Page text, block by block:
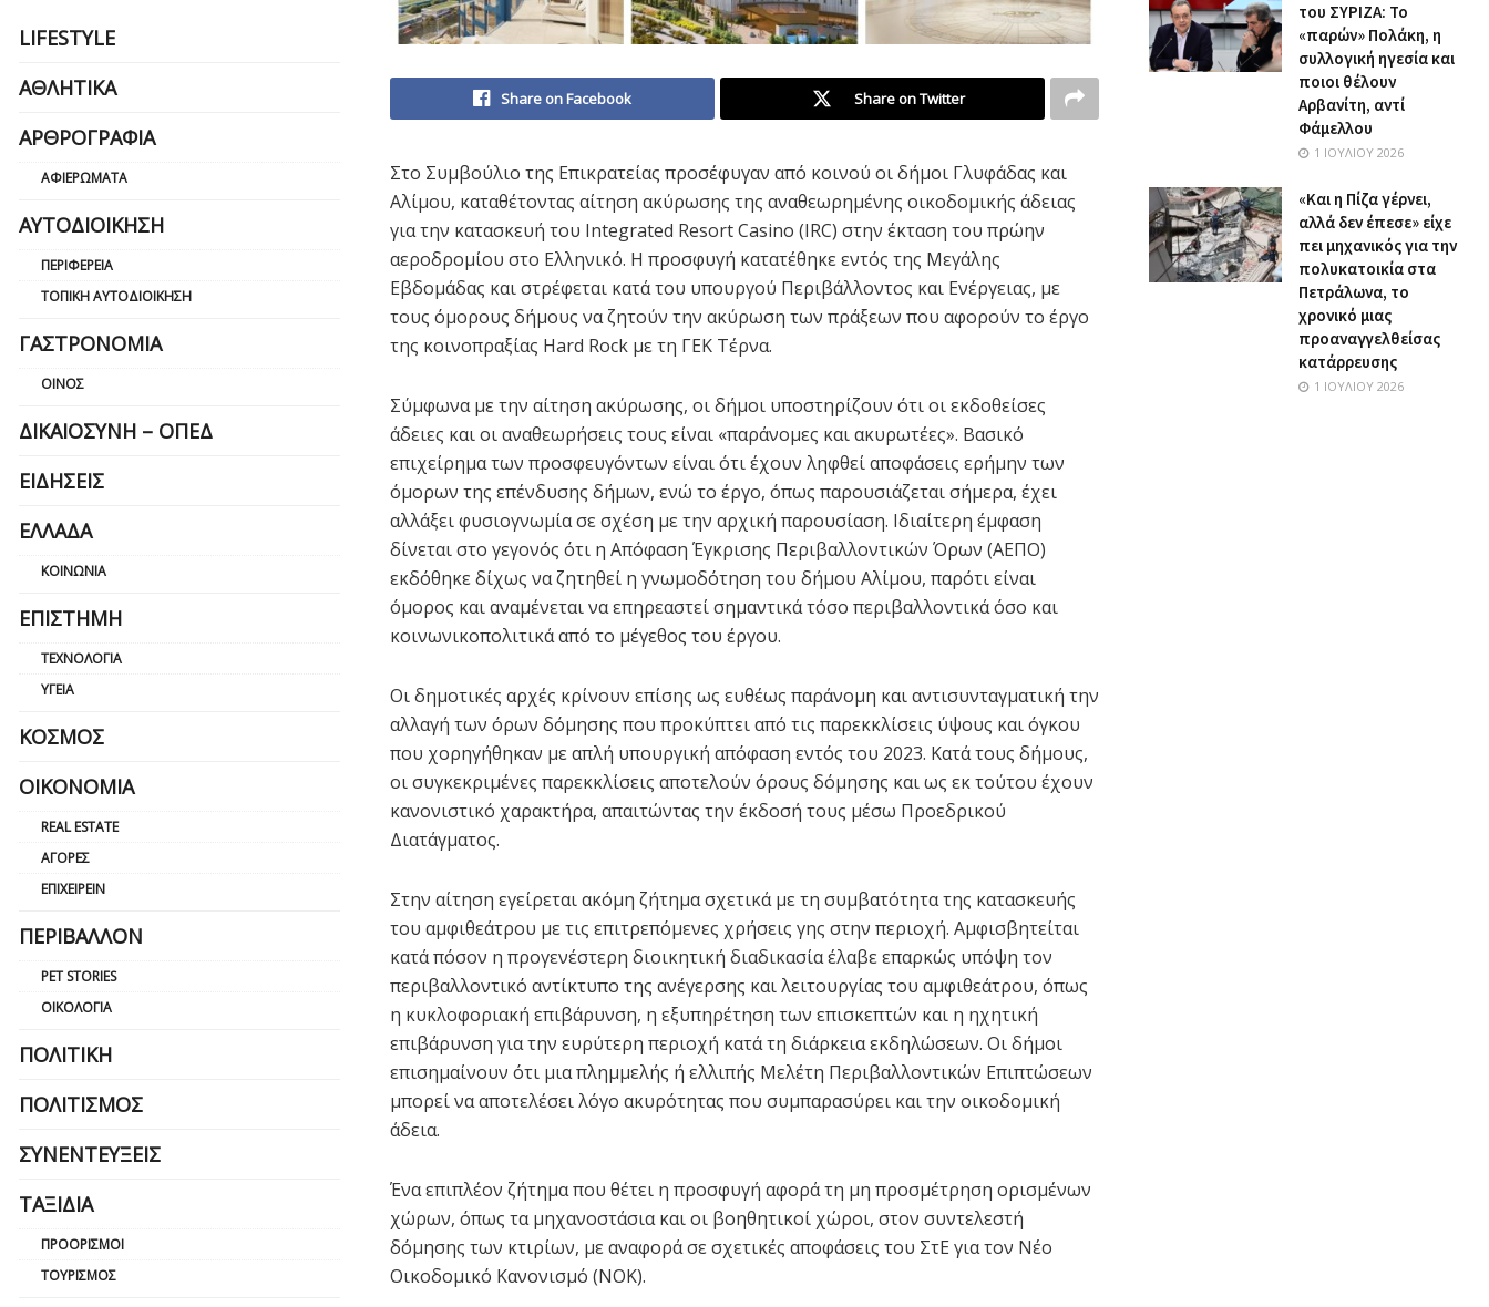
Share on Facebook Share on Twitter
Στο Συμβούλιο της Επικρατείας προσέφυγαν από κοινού οι δήμοι Γλυφάδας και
Αλίμου, καταθέτοντας αίτηση ακύρωσης της αναθεωρημένης οικοδομικής άδειας
για την κατασκευή του Integrated Resort Casino (IRC) στην έκταση του πρώην
αεροδρομίου στο Ελληνικό. Η προσφυγή κατατέθηκε εντός της Μεγάλης
Εβδομάδας και στρέφεται κατά του υπουργού Περιβάλλοντος και Ενέργειας, με
τους όμορους δήμους να ζητούν την ακύρωση των πράξεων που αφορούν το έργο
της κοινοπραξίας Hard Rock με τη ΓΕΚ Τέρνα.
Σύμφωνα με την αίτηση ακύρωσης, οι δήμοι υποστηρίζουν ότι οι εκδοθείσες
άδειες και οι αναθεωρήσεις τους είναι «παράνομες και ακυρωτέες». Βασικό
επιχείρημα των προσφευγόντων είναι ότι έχουν ληφθεί αποφάσεις ερήμην των
όμορων της επένδυσης δήμων, ενώ το έργο, όπως παρουσιάζεται σήμερα, έχει
αλλάξει φυσιογνωμία σε σχέση με την αρχική παρουσίαση. Ιδιαίτερη έμφαση
δίνεται στο γεγονός ότι η Απόφαση Έγκρισης Περιβαλλοντικών Όρων (ΑΕΠΟ)
εκδόθηκε δίχως να ζητηθεί η γνωμοδότηση του δήμου Αλίμου, παρότι είναι
όμορος και αναμένεται να επηρεαστεί σημαντικά τόσο περιβαλλοντικά όσο και
κοινωνικοπολιτικά από το μέγεθος του έργου.
Οι δημοτικές αρχές κρίνουν επίσης ως ευθέως παράνομη και αντισυνταγματική την
αλλαγή των όρων δόμησης που προκύπτει από τις παρεκκλίσεις ύψους και όγκου
που χορηγήθηκαν με απλή υπουργική απόφαση εντός του 2023. Κατά τους δήμους,
οι συγκεκριμένες παρεκκλίσεις αποτελούν όρους δόμησης και ως εκ τούτου έχουν
κανονιστικό χαρακτήρα, απαιτώντας την έκδοσή τους μέσω Προεδρικού
Διατάγματος.
Στην αίτηση εγείρεται ακόμη ζήτημα σχετικά με τη συμβατότητα της κατασκευής
του αμφιθεάτρου με τις επιτρεπόμενες χρήσεις γης στην περιοχή. Αμφισβητείται
κατά πόσον η προγενέστερη διοικητική διαδικασία έλαβε επαρκώς υπόψη τον
περιβαλλοντικό αντίκτυπο της ανέγερσης και λειτουργίας του αμφιθεάτρου, όπως
η κυκλοφοριακή επιβάρυνση, η εξυπηρέτηση των επισκεπτών και η ηχητική
επιβάρυνση για την ευρύτερη περιοχή κατά τη διάρκεια εκδηλώσεων. Οι δήμοι
επισημαίνουν ότι μια πλημμελής ή ελλιπής Μελέτη Περιβαλλοντικών Επιπτώσεων
μπορεί να αποτελέσει λόγο ακυρότητας που συμπαρασύρει και την οικοδομική
άδεια.
Ένα επιπλέον ζήτημα που θέτει η προσφυγή αφορά τη μη προσμέτρηση ορισμένων
χώρων, όπως τα μηχανοστάσια και οι βοηθητικοί χώροι, στον συντελεστή
δόμησης των κτιρίων, με αναφορά σε σχετικές αποφάσεις του ΣτΕ για τον Νέο
Οικοδομικό Κανονισμό (ΝΟΚ).
LIFESTYLE
ΑΘΛΗΤΙΚΆ
ΑΡΘΡΟΓΡΑΦΊΑ
ΑΦΙΕΡΏΜΑΤΑ
ΑΥΤΟΔΙΟΊΚΗΣΗ
ΠΕΡΙΦΈΡΕΙΑ
ΤΟΠΙΚΉ ΑΥΤΟΔΙΟΊΚΗΣΗ
ΓΑΣΤΡΟΝΟΜΊΑ
ΟΊΝΟΣ
ΔΙΚΑΙΟΣΎΝΗ – ΟΠΕΔ
ΕΙΔΉΣΕΙΣ
ΕΛΛΆΔΑ
ΚΟΙΝΩΝΊΑ
ΕΠΙΣΤΉΜΗ
ΤΕΧΝΟΛΟΓΊΑ
ΥΓΕΊΑ
ΚΌΣΜΟΣ
ΟΙΚΟΝΟΜΊΑ
REAL ESTATE
ΑΓΟΡΈΣ
ΕΠΙΧΕΙΡΕΊΝ
ΠΕΡΙΒΆΛΛΟΝ
PET STORIES
ΟΙΚΟΛΟΓΊΑ
ΠΟΛΙΤΙΚΉ
ΠΟΛΙΤΙΣΜΌΣ
ΣΥΝΕΝΤΕΎΞΕΙΣ
ΤΑΞΊΔΙΑ
ΠΡΟΟΡΙΣΜΟΊ
ΤΟΥΡΙΣΜΌΣ
του ΣΥΡΙΖΑ: Το
«παρών» Πολάκη, η
συλλογική ηγεσία και
ποιοι θέλουν
Αρβανίτη, αντί
Φάμελλου
1 ΙΟΥΛΊΟΥ 2026
«Και η Πίζα γέρνει,
αλλά δεν έπεσε» είχε
πει μηχανικός για την
πολυκατοικία στα
Πετράλωνα, το
χρονικό μιας
προαναγγελθείσας
κατάρρευσης
1 ΙΟΥΛΊΟΥ 2026